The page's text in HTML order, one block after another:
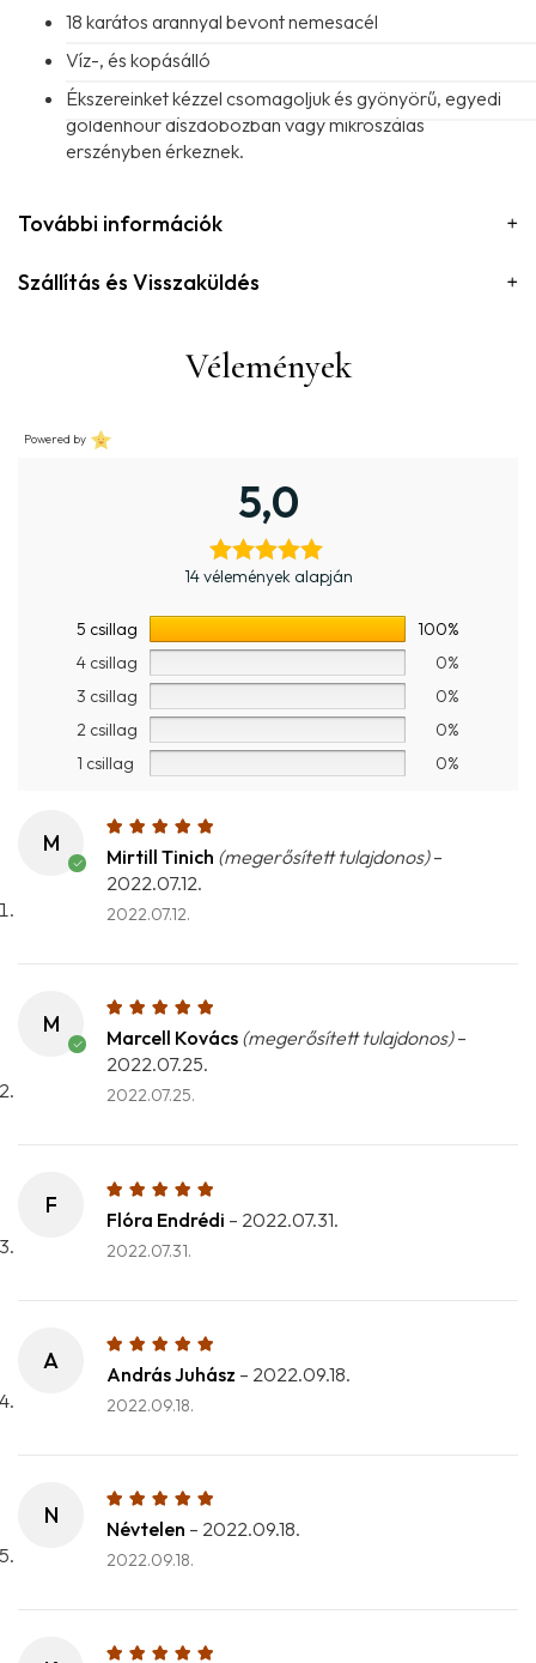
18 karátos arannyal bevont nemesacél
Víz-, és kopásálló
Ékszereinket kézzel csomagoljuk és gyönyörű, egyedi
goldenhour díszdobozban vagy mikroszálas
erszényben érkeznek.
További információk
Szállítás és Visszaküldés
Vélemények
Powered by
5,0
14 vélemények alapján
5 csillag
100%
4 csillag
0%
3 csillag
0%
2 csillag
0%
1 csillag
0%
M
Mirtill Tinich (megerősített tulajdonos) –
2022.07.12.
2022.07.12.
M
Marcell Kovács (megerősített tulajdonos) –
2022.07.25.
2022.07.25.
F
Flóra Endrédi – 2022.07.31.
2022.07.31.
A
András Juhász – 2022.09.18.
2022.09.18.
N
Névtelen – 2022.09.18.
2022.09.18.